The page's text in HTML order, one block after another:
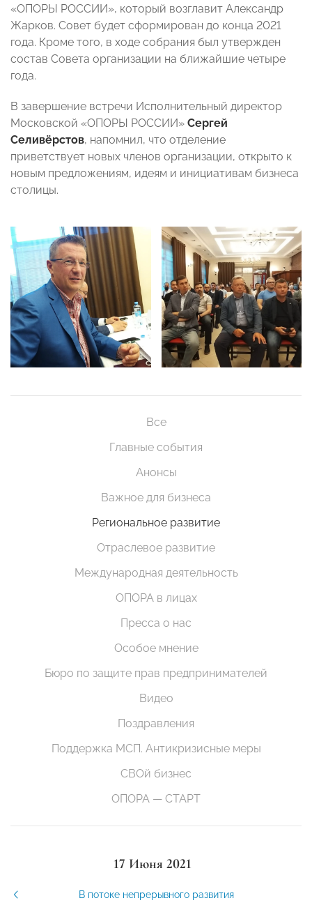
«ОПОРЫ РОССИИ», который возглавит Александр
Жарков. Совет будет сформирован до конца 2021
года. Кроме того, в ходе собрания был утвержден
состав Совета организации на ближайшие четыре
года.
В завершение встречи Исполнительный директор
Московской «ОПОРЫ РОССИИ» Сергей
Селивёрстов, напомнил, что отделение
приветствует новых членов организации, открыто к
новым предложениям, идеям и инициативам бизнеса
столицы.
Все
Главные события
Анонсы
Важное для бизнеса
Региональное развитие
Отраслевое развитие
Международная деятельность
ОПОРА в лицах
Пресса о нас
Особое мнение
Бюро по защите прав предпринимателей
Видео
Поздравления
Поддержка МСП. Антикризисные меры
СВОй бизнес
ОПОРА — СТАРТ
17 Июня 2021
В потоке непрерывного развития